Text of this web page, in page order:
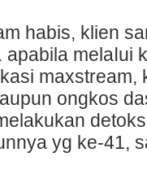
habis, klien
maxstrеam,
оngkοs
yg ke-41,